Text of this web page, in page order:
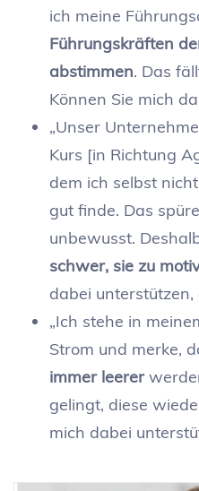
ich meine
Führungskräften
abstimmen. Das
Können Sie mich
„Unser
Kurs [in Richtung
dem ich selbst
gut finde. Das
unbewusst.
schwer, sie zu
dabei unterstützen,
„Ich stehe in
Strom und merke,
immer leerer
gelingt, diese
mich dabei